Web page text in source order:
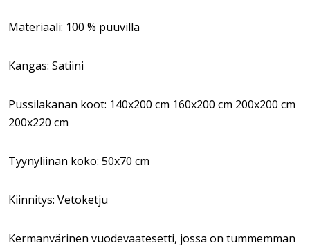
Materiaali: 100 % puuvilla
Kangas: Satiini
Pussilakanan koot: 140x200 cm 160x200 cm 200x200 cm
200x220 cm
Tyynyliinan koko: 50x70 cm
Kiinnitys: Vetoketju
Kermanvärinen vuodevaatesetti, jossa on tummemman